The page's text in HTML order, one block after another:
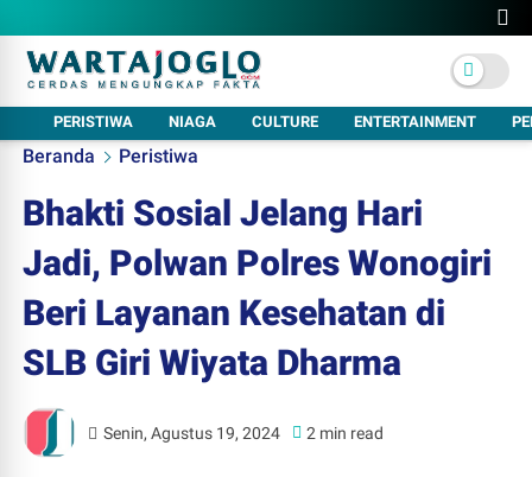
PERISTIWA NIAGA CULTURE ENTERTAINMENT
Beranda Peristiwa
Bhakti Sosial Jelang Hari
Jadi, Polwan Polres Wonogiri
Beri Layanan Kesehatan di
SLB Giri Wiyata Dharma
Senin, Agustus 19, 2024 2 min read